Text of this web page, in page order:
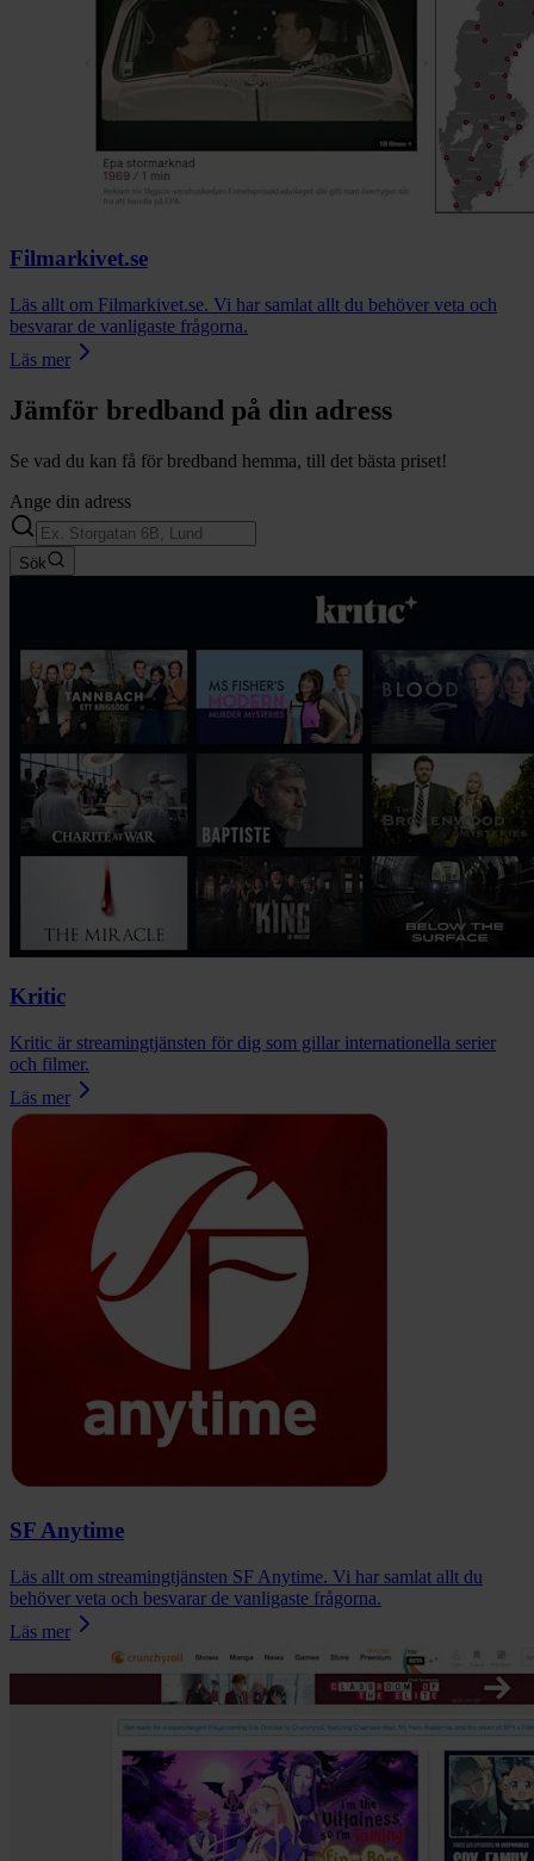
Filmarkivet.se
Läs allt om Filmarkivet.se. Vi har samlat allt du behöver veta och
besvarar de vanligaste frågorna.
Läs mer
Jämför bredband på din adress
Se vad du kan få för bredband hemma, till det bästa priset!
Ange din adress
Sök
Kritic
Kritic är streamingtjänsten för dig som gillar internationella serier
och filmer.
Läs mer
SF Anytime
Läs allt om streamingtjänsten SF Anytime. Vi har samlat allt du
behöver veta och besvarar de vanligaste frågorna.
Läs mer